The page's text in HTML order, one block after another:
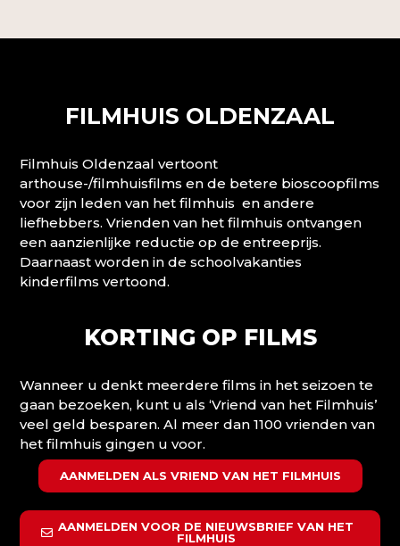
FILMHUIS OLDENZAAL
Filmhuis Oldenzaal vertoont
arthouse-/filmhuisfilms en de betere bioscoopfilms
voor zijn leden van het filmhuis en andere
liefhebbers. Vrienden van het filmhuis ontvangen
een aanzienlijke reductie op de entreeprijs.
Daarnaast worden in de schoolvakanties
kinderfilms vertoond.
KORTING OP FILMS
Wanneer u denkt meerdere films in het seizoen te
gaan bezoeken, kunt u als ‘Vriend van het Filmhuis’
veel geld besparen. Al meer dan 1100 vrienden van
het filmhuis gingen u voor.
AANMELDEN ALS VRIEND VAN HET FILMHUIS
AANMELDEN VOOR DE NIEUWSBRIEF VAN HET
FILMHUIS